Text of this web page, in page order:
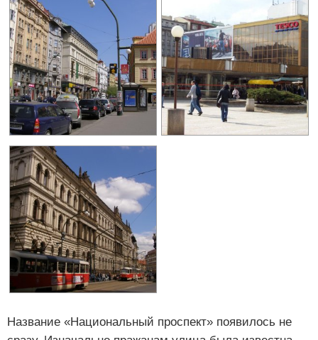
Название «Национальный проспект» появилось не